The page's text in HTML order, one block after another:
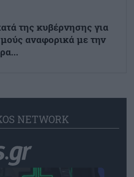
της κυβέρνησης για
αναφορικά με την
NETWORK